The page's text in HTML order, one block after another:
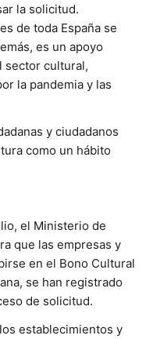
la solicitud.
de toda España se
es un apoyo
sector cultural,
la pandemia y las
y ciudadanos
como un hábito
el Ministerio de
que las empresas y
en el Bono Cultural
se han registrado
de solicitud.
establecimientos y